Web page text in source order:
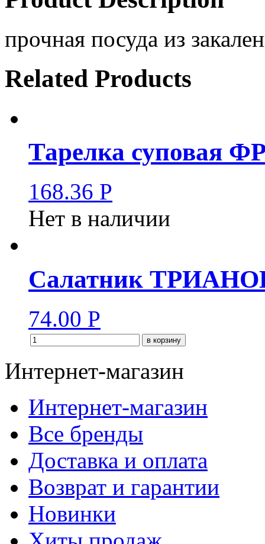
прочная посуда из
Related Products
Тарелка суповая
168.36 Р
Нет в наличии
Салатник
74.00 Р
в корзину
Интернет-магазин
Интернет-магазин
Все бренды
Доставка и оплата
Возврат и гарантии
Новинки